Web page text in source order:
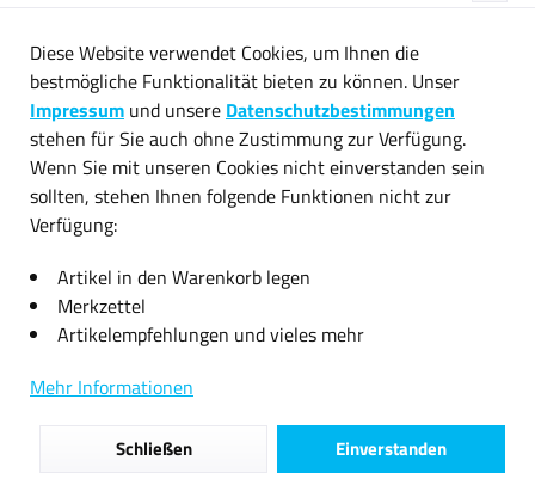
Original Lexmark
Tintendruckkopfpatrone 75...
8,26 € *
Original Lexmark
Tintendruckkopfpatrone 32...
Filtern
Diese Website verwendet Cookies, um Ihnen die
bestmögliche Funktionalität bieten zu können. Unser
Impressum und unsere Datenschutzbestimmungen
stehen für Sie auch ohne Zustimmung zur Verfügung.
Wenn Sie mit unseren Cookies nicht einverstanden sein
sollten, stehen Ihnen folgende Funktionen nicht zur
Verfügung:
Artikel in den Warenkorb legen
Merkzettel
Artikelempfehlungen und vieles mehr
Mehr Informationen
Einverstanden
Schließen